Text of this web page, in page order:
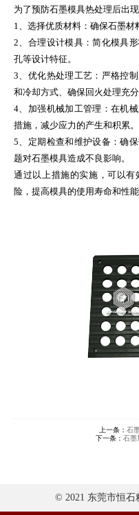
为了预防石墨模具热处理后出
1、选择优质材料：确保石墨材
2、合理设计模具：简化模具
孔等设计特征。
3、优化热处理工艺：严格控
和冷却方式、确保回火处理充分
4、加强机械加工管理：在机
措施，减少应力的产生和积累。
5、定期检查和维护设备：确
题对石墨模具造成不良影响。
通过以上措施的实施，可以
险，提高模具的使用寿命和性能
上一条： 石
下一条： 石墨
© 2021 东莞市恒石